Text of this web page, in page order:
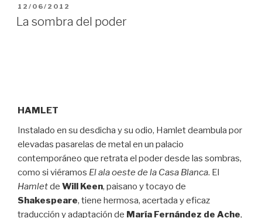
PUBLICADO
EL
12/06/2012
La sombra del poder
HAMLET
Instalado en su desdicha y su odio, Hamlet deambula por
elevadas pasarelas de metal en un palacio
contemporáneo que retrata el poder desde las sombras,
como si viéramos El ala oeste de la Casa Blanca. El
Hamletde Will Keen, paisano y tocayo de
Shakespeare, tiene hermosa, acertada y eficaz
traducción y adaptación de María Fernández de Ache,